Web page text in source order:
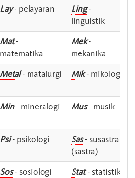
Lay- pelayaran Ling-
linguistik
Mat-
matematika
Mek-
mekanika
Metal- matalurgi Mik- mikologi
Min- mineralogi Mus- musik
Psi- psikologi Sas- susastra -
(sastra)
Sos- sosiologi Stat- statistik